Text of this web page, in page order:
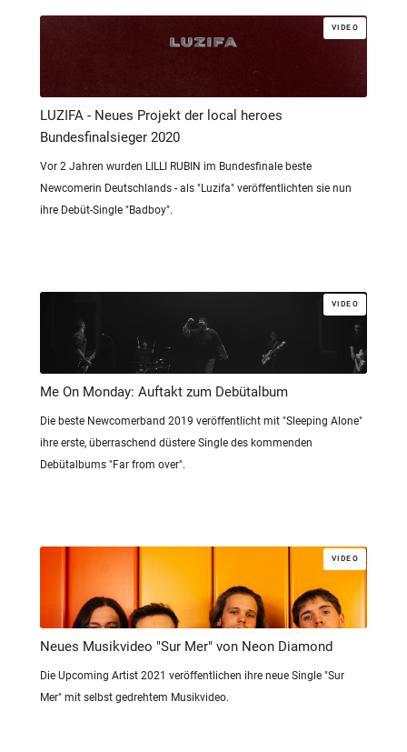
VIDEO
LUZIFA - Neues Projekt der local heroes
Bundesfinalsieger 2020
Vor 2 Jahren wurden LILLI RUBIN im Bundesfinale beste
Newcomerin Deutschlands - als "Luzifa" veröffentlichten sie nun
ihre Debüt-Single "Badboy".
VIDEO
Me On Monday: Auftakt zum Debütalbum
Die beste Newcomerband 2019 veröffentlicht mit "Sleeping Alone"
ihre erste, überraschend düstere Single des kommenden
Debütalbums "Far from over".
VIDEO
Neues Musikvideo "Sur Mer" von Neon Diamond
Die Upcoming Artist 2021 veröffentlichen ihre neue Single "Sur
Mer" mit selbst gedrehtem Musikvideo.